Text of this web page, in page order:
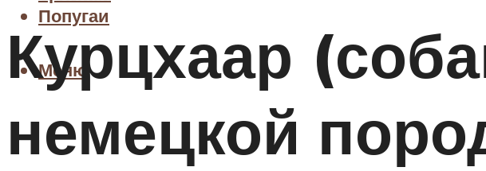
Попугаи
Меню
Курцхаар
немецкой